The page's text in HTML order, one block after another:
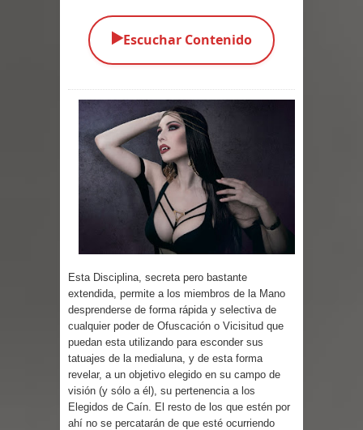
Parte 03: La Traición
Parte 01: El Comienzo
Parte 01: El Enemigo Interior
Exaltados y Muertos Vivientes
Los Muertos se Levantan (Relato)
Parte 09: Los Muertos Cuentan
Parte 08: Ultratumba
▶️Escuchar Contenido
Esta Disciplina, secreta pero bastante
extendida, permite a los miembros de la Mano
desprenderse de forma rápida y selectiva de
cualquier poder de Ofuscación o Vicisitud que
puedan esta utilizando para esconder sus
tatuajes de la medialuna, y de esta forma
revelar, a un objetivo elegido en su campo de
visión (y sólo a él), su pertenencia a los
Elegidos de Caín. El resto de los que estén por
ahí no se percatarán de que esté ocurriendo